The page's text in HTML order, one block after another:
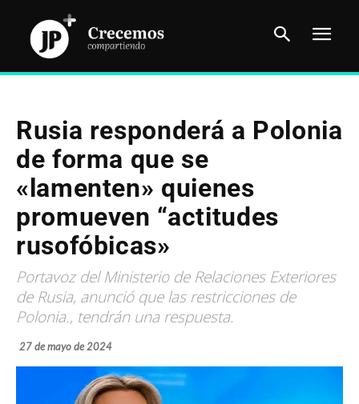
Rusia responderá a Polonia
de forma que se
«lamenten» quienes
promueven “actitudes
rusofóbicas»
Portavoz del Ministerio de Relaciones Exteriores
de Rusia, anunció que las restricciones de
Polonia., tendrán una respuesta.
27 de mayo de 2024